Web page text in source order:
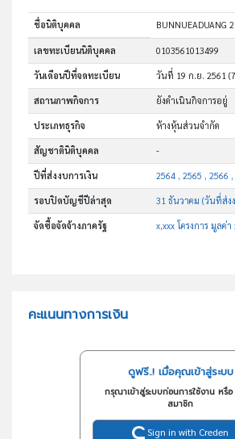
ชื่อนิติบุคคล
เลขทะเบียนนิติบุคคล 0103561013499
วันเดือนปีที่จดทะเบียน วันที่ 19 ก.ย. 2561
สถานภาพกิจการ ยังดำเนินกิจการอยู่
ประเภทธุรกิจ ห้างหุ้นส่วนจำกัด
สัญชาตินิติบุคคล -
ปีที่ส่งงบการเงิน 2564 , 2565 , 2566
รอบปิดบัญชีปีล่าสุด 31 ธันวาคม (วันที่ส่ง
จัดซื้อจัดจ้างภาครัฐ x,xxx โครงการ มูลค่
คะแนนทางการเงิน
ดูฟรี..! เมื่อคุณเข้าสู่ระบบ
กรุณาเข้าสู่ระบบก่อนการใช้งาน หรื
สมาชิก
Sign in with Creden